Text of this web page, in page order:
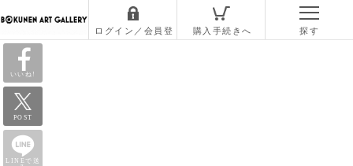
いいね!
POST
LINEで送